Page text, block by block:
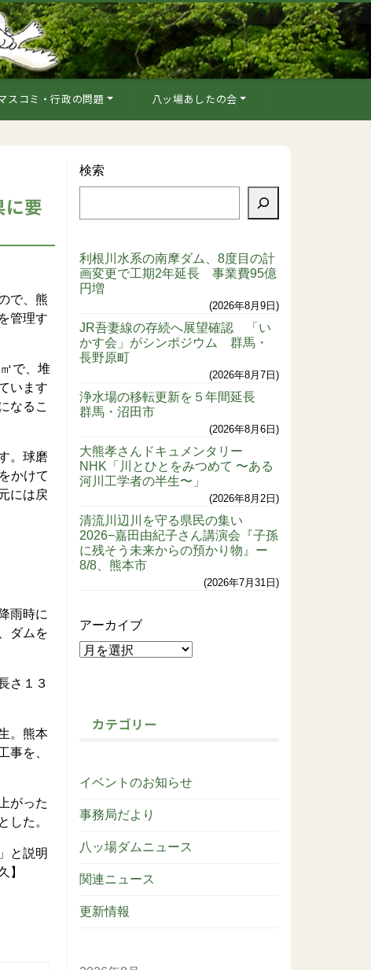
スコミ・行政の問題 八ッ場あしたの会
に要
で、熊
管理す
で、堆
います
なるこ
。球磨
かけて
には戻
雨時に
ダムを
さ１３
。熊本
事を、
がった
した。
と説明
】
検索
利根川水系の南摩ダム、8度目の計
画変更で工期2年延長 事業費95億
円増
2026年8月9日
JR吾妻線の存続へ展望確認 「い
かす会」がシンポジウム 群馬・
長野原町
2026年8月7日
浄水場の移転更新を５年間延長
群馬・沼田市
2026年8月6日
大熊孝さんドキュメンタリー
NHK「川とひとをみつめて 〜ある
河川工学者の半生〜」
2026年8月2日
清流川辺川を守る県民の集い
2026−嘉田由紀子さん講演会『子孫
に残そう未来からの預かり物』ー
8/8、熊本市
2026年7月31日
アーカイブ
カテゴリー
イベントのお知らせ
事務局だより
八ッ場ダムニュース
関連ニュース
更新情報